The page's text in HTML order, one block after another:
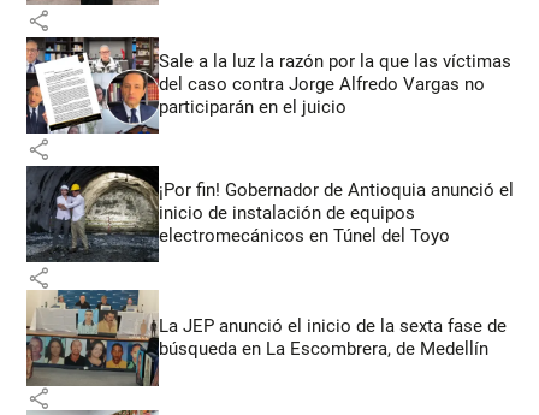
share
Sale a la luz la razón por la que las víctimas
del caso contra Jorge Alfredo Vargas no
participarán en el juicio
share
¡Por fin! Gobernador de Antioquia anunció el
inicio de instalación de equipos
electromecánicos en Túnel del Toyo
share
La JEP anunció el inicio de la sexta fase de
búsqueda en La Escombrera, de Medellín
share